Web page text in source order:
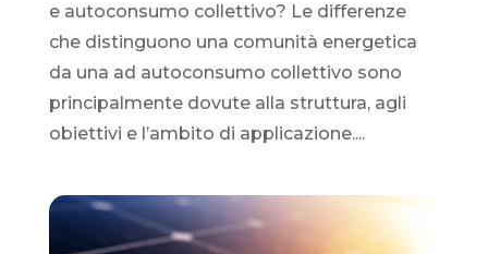
e autoconsumo collettivo? Le differenze
che distinguono una comunità energetica
da una ad autoconsumo collettivo sono
principalmente dovute alla struttura, agli
obiettivi e l’ambito di applicazione....